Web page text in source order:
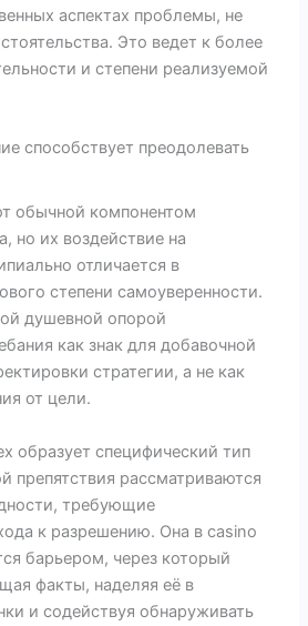
аспектах проблемы, не
Это ведет к более
и степени реализуемой
способствует преодолевать
обычной компонентом
но их воздействие на
отличается в
степени самоуверенности.
душевной опорой
как знак для добавочной
стратегии, а не как
от цели.
образует специфический тип
препятствия рассматриваются
требующие
к разрешению. Она в casino
барьером, через который
факты, наделяя её в
и содействуя обнаруживать